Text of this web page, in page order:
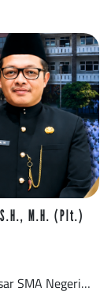
M.H. (Plt.)
SMA Negeri…